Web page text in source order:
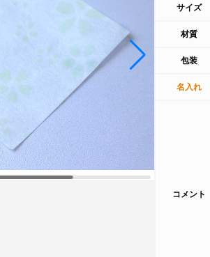
サイズ
材質
包装
名入れ
コメント